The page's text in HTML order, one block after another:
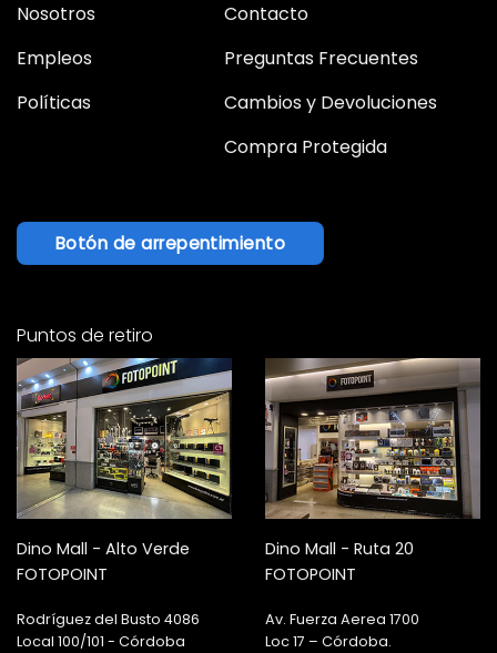
Nosotros
Empleos
Políticas
Contacto
Preguntas Frecuentes
Cambios y Devoluciones
Compra Protegida
Botón de arrepentimiento
Puntos de retiro
Dino Mall - Alto Verde
FOTOPOINT
Rodríguez del Busto 4086
Local 100/101 - Córdoba
Dino Mall - Ruta 20
FOTOPOINT
Av. Fuerza Aerea 1700
Loc 17 – Córdoba.